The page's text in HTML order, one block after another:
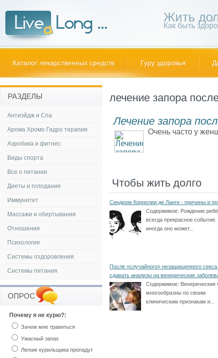
Жить
Как быть
Каталог лекарственных средств Гуру здоровья
лечение запора
Лечение запора
Очень часто у
Чтобы жить долго
Синдром Корнелии де Ланге - причины и
Содержимое: Рождение
всегда прекрасное
иногда оно может...
После «случайного» незащищенного секса
сдавать анализы на венерические
Содержимое: Венерические
многообразны по своим
клиническим признакам и...
РАЗДЕЛЫ
Антиэйдж и Спа
Арома Хромо Гидро терапия
Аэробика и фитнес
Виды спорта
Все о питании
Диеты и голодание
Иммунитет
Массажи и обертывания
Отношения
Психология
Системы оздоровления
Системы питания
ОПРОС
Почему я не курю?:
Зачем мне травиться
Ужасный запах
Легкие курильщика пропадут